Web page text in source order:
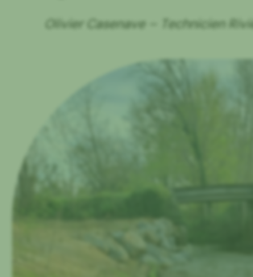
Olivier Casenave – Technicien